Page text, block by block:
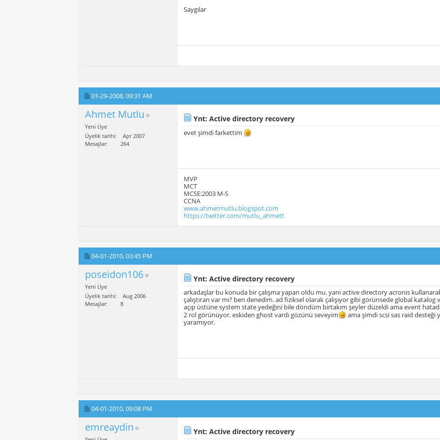
Saygılar
01-29-2008,09:31 AM
Ahmet Mutlu
Yeni Üye
Üyelik tarihi
Apr 2007
Mesajlar
264
Ynt: Active directory recovery
evet şimdi farkettim
MVP
MCT
MCSE:2003 M-S
CCNA
www.ahmetmutlu.blogspot.com
https://twitter.com/mutlu_ahmett
04-01-2010,03:45 PM
poseidon106
Yeni Üye
Üyelik tarihi
Aug 2006
Mesajlar
8
Ynt: Active directory recovery
arkadaşlar bu konuda bir çalışma yapan oldu mu. yani active directory acronis
çalıştıran var mı? ben denedim. ad fiziksel olarak çalışıyor gibi görünsede global
açıp üstüne system state yedeğini bile döndüm birtakım şeyler düzeldi ama event
2 rol görünüyor. eskiden ghost vardı gözünü seveyim
ama şimdi scsi sas raid desteği
yaramıyor.
04-01-2010,09:08 PM
emreaydin Ynt: Active directory recovery